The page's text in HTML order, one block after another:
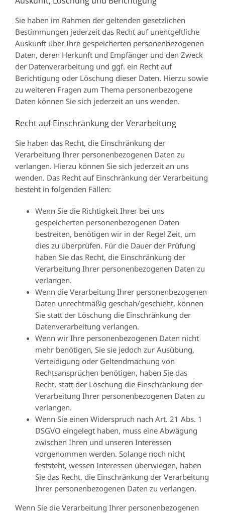
Sie haben im Rahmen der geltenden gesetzlichen
Bestimmungen jederzeit das Recht auf unentgeltliche
Auskunft über Ihre gespeicherten personenbezogenen
Daten, deren Herkunft und Empfänger und den Zweck
der Datenverarbeitung und ggf. ein Recht auf
Berichtigung oder Löschung dieser Daten. Hierzu sowie
zu weiteren Fragen zum Thema personenbezogene
Daten können Sie sich jederzeit an uns wenden.
Recht auf Einschränkung der Verarbeitung
Sie haben das Recht, die Einschränkung der
Verarbeitung Ihrer personenbezogenen Daten zu
verlangen. Hierzu können Sie sich jederzeit an uns
wenden. Das Recht auf Einschränkung der Verarbeitung
besteht in folgenden Fällen:
Wenn Sie die Richtigkeit Ihrer bei uns
gespeicherten personenbezogenen Daten
bestreiten, benötigen wir in der Regel Zeit, um
dies zu überprüfen. Für die Dauer der Prüfung
haben Sie das Recht, die Einschränkung der
Verarbeitung Ihrer personenbezogenen Daten zu
verlangen.
Wenn die Verarbeitung Ihrer personenbezogenen
Daten unrechtmäßig geschah/geschieht, können
Sie statt der Löschung die Einschränkung der
Datenverarbeitung verlangen.
Wenn wir Ihre personenbezogenen Daten nicht
mehr benötigen, Sie sie jedoch zur Ausübung,
Verteidigung oder Geltendmachung von
Rechtsansprüchen benötigen, haben Sie das
Recht, statt der Löschung die Einschränkung der
Verarbeitung Ihrer personenbezogenen Daten zu
verlangen.
Wenn Sie einen Widerspruch nach Art. 21 Abs. 1
DSGVO eingelegt haben, muss eine Abwägung
zwischen Ihren und unseren Interessen
vorgenommen werden. Solange noch nicht
feststeht, wessen Interessen überwiegen, haben
Sie das Recht, die Einschränkung der Verarbeitung
Ihrer personenbezogenen Daten zu verlangen.
Wenn Sie die Verarbeitung Ihrer personenbezogenen